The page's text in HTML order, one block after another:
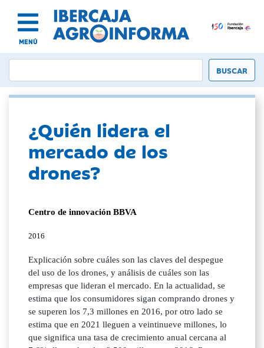
MENÚ
¿Quién lidera el
mercado de los
drones?
Centro de innovación BBVA
2016
Explicación sobre cuáles son las claves del despegue
del uso de los drones, y análisis de cuáles son las
empresas que lideran el mercado. En la actualidad, se
estima que los consumidores sigan comprando drones y
se superen los 7,3 millones en 2016, por otro lado se
estima que en 2021 lleguen a veintinueve millones, lo
que significa una tasa de crecimiento anual cercana al